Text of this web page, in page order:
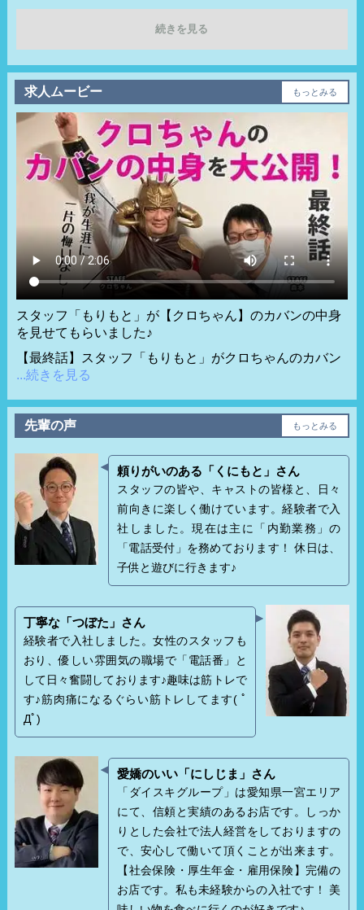
▼電話受付・(受付スタッフ)
ービスにて当店のキャストさんをご紹介します。
▼PC作業・(制作スタッフ)
HPを更新したり、簡単なウェブ作業をします。
▼ヒアリング・(スタッフ業務)
1日を振り返り、改善提案などのフォローアップを行います。
＜ポイント・１＞
●研修時は、先輩社員に同行して、ノウハウや業務の流れなどを
学んでいただきます。研修後も先輩が随時サポートしますの
で、風俗業界が未経験の方も安心してください。20～30代と、
世代の近いスタッフ中心の和気あいあいとした、メリハリのあ
る環境です。
＜ポイント・２＞
が多い仕事ですので、相手が何を求めているかしっかり考え、
誠意を持って対応する姿勢が最も求められます。
続きを見る
求人ムービー もっとみる
スタッフ「もりもと」が【クロちゃん】のカバンの中身
を見せてもらいました♪
【最終話】スタッフ「もりもと」がクロちゃんのカバン
...続きを見る
先輩の声 もっとみる
頼りがいのある「くにもと」さん
スタッフの皆や、キャストの皆様と、日々
前向きに楽しく働けています。経験者で入
社しました。現在は主に「内勤業務」の
「電話受付」を務めております！ 休日は、
子供と遊びに行きます♪
丁寧な「つぼた」さん
経験者で入社しました。女性のスタッフも
おり、優しい雰囲気の職場で「電話番」と
して日々奮闘しております♪趣味は筋トレで
す♪筋肉痛になるぐらい筋トレしてます( ﾟ
Дﾟ)
愛嬌のいい「にしじま」さん
「ダイスキグループ」は愛知県一宮エリア
にて、信頼と実績のあるお店です。しっか
りとした会社で法人経営をしておりますの
で、安心して働いて頂くことが出来ます。
【社会保険・厚生年金・雇用保険】完備の
お店です。私も未経験からの入社です！ 美